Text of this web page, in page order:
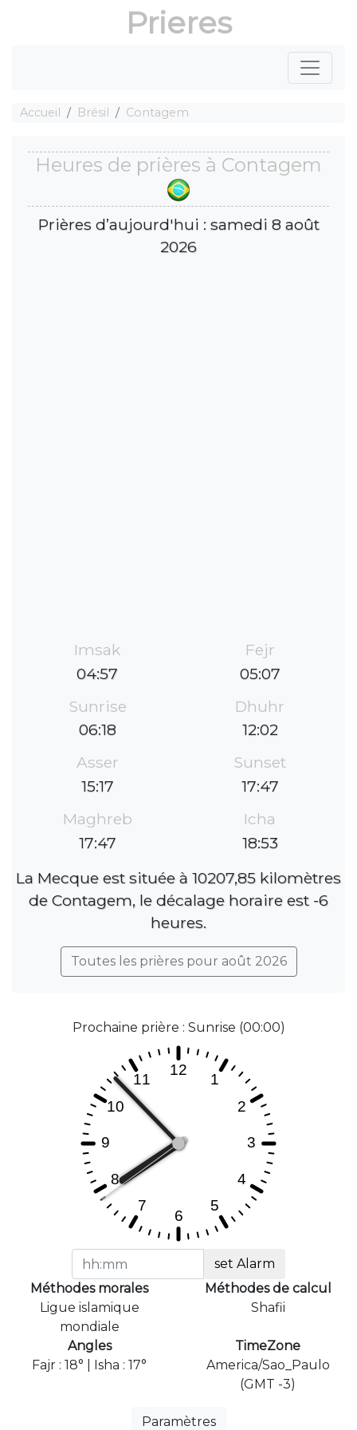
Prieres
Accueil Brésil Contagem
Heures de prières à Contagem
Prières d’aujourd'hui : samedi 8 août
2026
Imsak
04:57
Fejr
05:07
Sunrise
06:18
Dhuhr
12:02
Asser
15:17
Sunset
17:47
Maghreb
17:47
Icha
18:53
La Mecque est située à 10207,85 kilomètres
de Contagem, le décalage horaire est -6
heures.
Toutes les prières pour août 2026
Prochaine prière : Sunrise (00:00)
set Alarm
Méthodes morales
Ligue islamique
mondiale
Méthodes de calcul
Shafii
Angles
Fajr : 18° | Isha : 17°
TimeZone
America/Sao_Paulo
(GMT -3)
Paramètres